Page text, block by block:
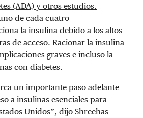
(ADA) y otros estudios.
de cada cuatro
la insulina debido a los altos
de acceso. Racionar la insulina
graves e incluso la
con diabetes.
un importante paso adelante
a insulinas esenciales para
Unidos”, dijo Shreehas